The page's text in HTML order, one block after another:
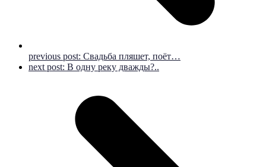
previous post: Свадьба пляшет, поёт…
next post: В одну реку дважды?..